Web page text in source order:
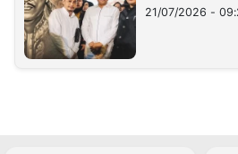
21/07/2026 -